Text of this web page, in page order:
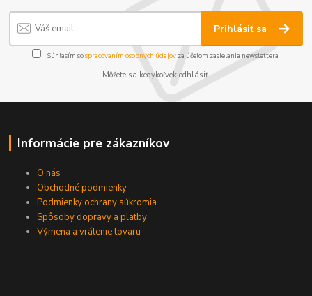
Prihlásiť sa
Súhlasím sospracovaním osobných údajov za účelom zasielania newslettera.
Môžete sa kedykoľvek odhlásiť.
Informácie pre zákazníkov
O nás
Obchodné podmienky
Podmienky ochrany súkromia
Spôsoby dopravy a platby
Výmena a vrátenie tovaru